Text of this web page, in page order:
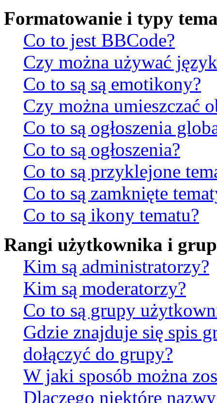
Formatowanie i typy
Co to jest BBCode?
Czy można używać
Co to są są emotikony?
Czy można umieszczać
Co to są ogłoszenia
Co to są ogłoszenia?
Co to są przyklejone
Co to są zamknięte
Co to są ikony tematu?
Rangi użytkownika i
Kim są administratorzy?
Kim są moderatorzy?
Co to są grupy
Gdzie znajduje się spis
dołączyć do grupy?
W jaki sposób można
Dlaczego niektóre